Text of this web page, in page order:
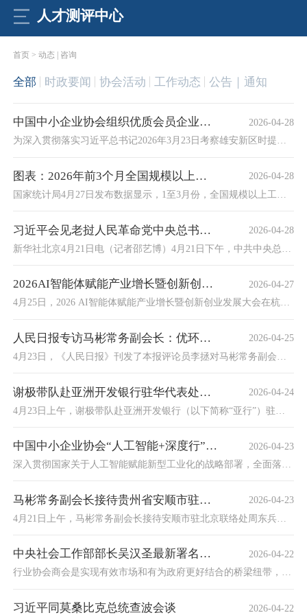
人才测评中心
首页 > 动态 | 咨询
全部 时政要闻 协会活动 工作动态 公告｜通知
中国中小企业协会组织优质会员企业走进雄安
2026-04-28
为深入贯彻落实习近平总书记2026年3月23日考察雄安新区时提出的“推进科技创新与产业创新深度融合，因地制宜发展新质生产力”重要指示精神，中国中小企业协会联合雄安新区工信科技数据局，于4月26日至27日在雄安新区成功举办优质会员企业“雄安行”活动。
图表：2026年前3个月全国规模以上工业企业利润增长15.5%
2026-04-28
习近平会见老挝人民革命党中央总书记、国家主席特使沙伦赛
2026-04-28
2026AI智能体赋能产业增长暨创新创业发展大会在杭州成功举办
2026-04-27
人民日报专访马彬常务副会长：优环境应有“伙伴思维”
2026-04-25
谢极带队赴亚洲开发银行驻华代表处开展专题座谈交流
2026-04-24
中国中小企业协会“人工智能+深度行”系列活动（安庆站）成功举办
2026-04-23
马彬常务副会长接待贵州省安顺市驻北京联络处主任周东兵一行
2026-04-23
中央社会工作部部长吴汉圣最新署名文章，信息量很大！
2026-04-22
行业协会商会是实现有效市场和有为政府更好结合的桥梁纽带，是推进中国式现代化的重要力量，是党的社会工作的重要对象。
习近平同莫桑比克总统查波会谈 2026-04-22